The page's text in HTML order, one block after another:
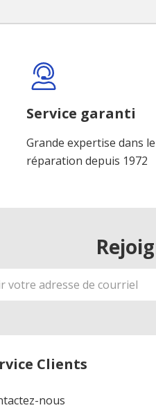
Service garanti
Grande expertise dans
réparation depuis 1972
Clients
nous